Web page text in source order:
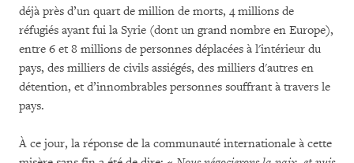
déjà près d’un quart de million de morts, 4 millions de
réfugiés ayant fui la Syrie (dont un grand nombre en Europe),
entre 6 et 8 millions de personnes déplacées à l'intérieur du
pays, des milliers de civils assiégés, des milliers d'autres en
détention, et d’innombrables personnes souffrant à travers le
pays.
À ce jour, la réponse de la communauté internationale à cette